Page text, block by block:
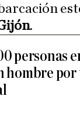
.
personas
hombre